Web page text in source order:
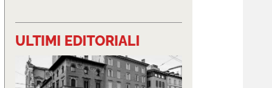
ULTIMI EDITORIALI